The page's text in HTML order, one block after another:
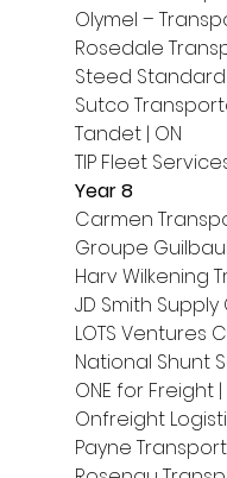
Olymel –
Rosedale
Steed Standard
Sutco
Tandet | ON
TIP Fleet
Year 8
Carmen
Groupe
Harv Wilkening
JD Smith
LOTS Ventures
National Shunt
ONE for Freight |
Onfreight
Payne